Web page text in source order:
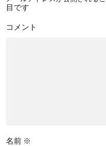
目です
コメント
名前 ※